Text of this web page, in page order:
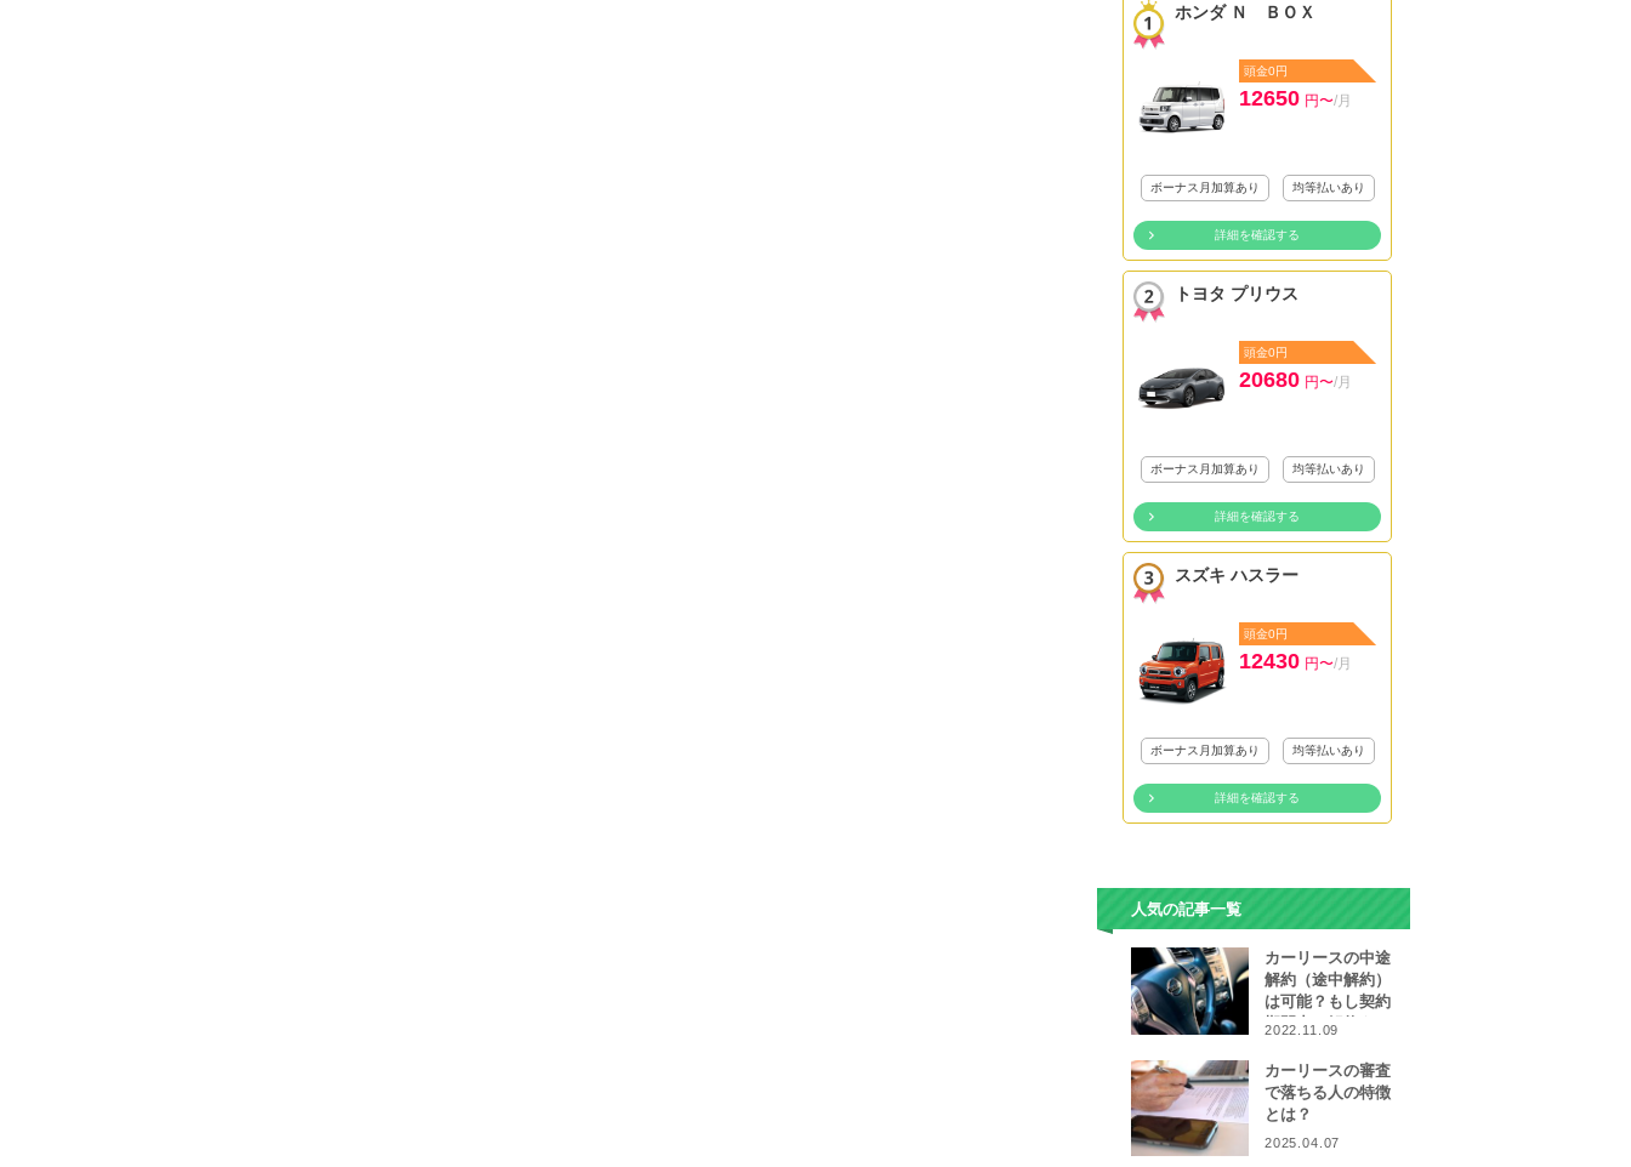
ホンダ Ｎ ＢＯＸ
頭金0円
12650 円〜/月
ボーナス月加算あり 均等払いあり
詳細を確認する
トヨタ プリウス
頭金0円
20680 円〜/月
ボーナス月加算あり 均等払いあり
詳細を確認する
スズキ ハスラー
頭金0円
12430 円〜/月
ボーナス月加算あり 均等払いあり
詳細を確認する
人気の記事一覧
カーリースの中途
解約（途中解約）
は可能？もし契約
期間中に解約をし
なったら…
2022.11.09
カーリースの審査
で落ちる人の特徴
とは？
2025.04.07